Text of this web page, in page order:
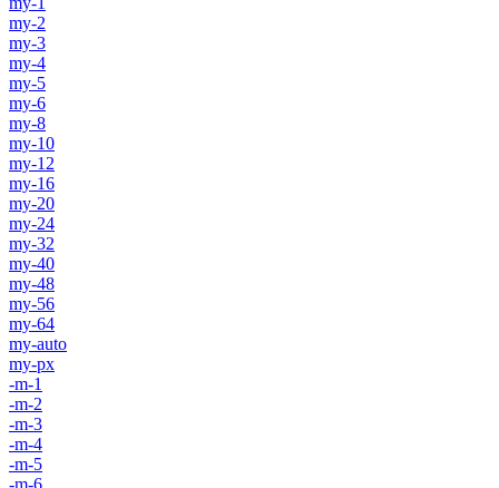
my-2
my-3
my-4
my-5
my-6
my-8
my-10
my-12
my-16
my-20
my-24
my-32
my-40
my-48
my-56
my-64
my-auto
my-px
-m-1
-m-2
-m-3
-m-4
-m-5
-m-6